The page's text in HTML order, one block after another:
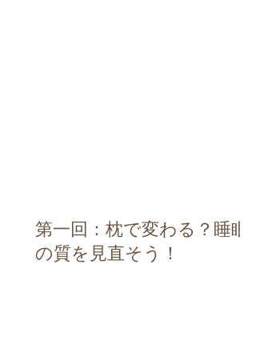
第一回：枕で変わる？睡眠
の質を見直そう！